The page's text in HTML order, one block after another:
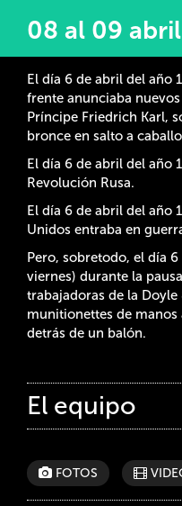
08 al 09
El día 6 de abril del año
frente anunciaba
Príncipe Friedrich Karl,
bronce en salto a
El día 6 de abril del año
Revolución Rusa.
El día 6 de abril del año
Unidos entraba en
Pero, sobretodo, el día
viernes) durante la
trabajadoras de la
munitionettes de
detrás de un balón.
El equipo
FOTOS